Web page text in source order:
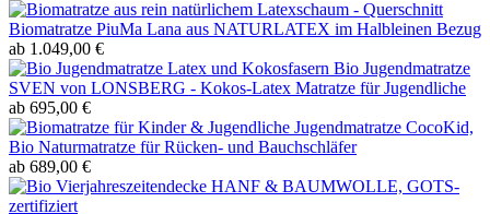
Biomatratze PiuMa Lana aus NATURLATEX im Halbleinen Bezug
ab 1.049,00 €
Bio Jugendmatratze
SVEN von LONSBERG - Kokos-Latex Matratze für Jugendliche
ab 695,00 €
Jugendmatratze CocoKid,
Bio Naturmatratze für Rücken- und Bauchschläfer
ab 689,00 €